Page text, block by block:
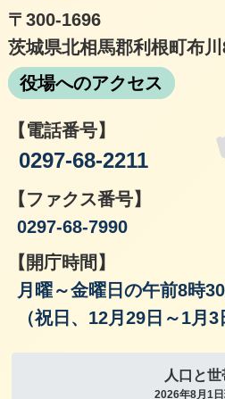
〒300-1696
茨城県北相馬郡利根町布
役場へのアクセス
【電話番号】
0297-68-2211
【ファクス番号】
0297-68-7990
【開庁時間】
月曜～金曜日の午前8時
（祝日、12月29日～1月3